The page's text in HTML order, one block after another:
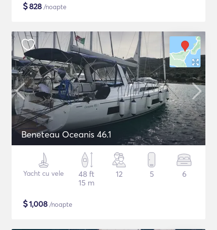
$828 /noapte
Beneteau Oceanis 46.1
Yacht cu vele
48 ft
15 m
12 5 6
$1,008 /noapte